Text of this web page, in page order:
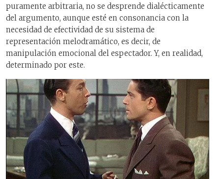
puramente arbitraria, no se desprende dialécticamente
del argumento, aunque esté en consonancia con la
necesidad de efectividad de su sistema de
representación melodramático, es decir, de
manipulación emocional del espectador. Y, en realidad,
determinado por este.